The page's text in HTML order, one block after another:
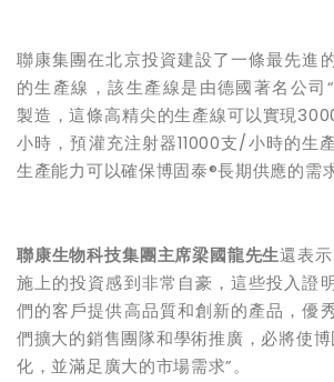
聯康集團在北京投資建設了一條最先進
的生產線，該生產線是由德國著名公
製造，這條高精尖的生產線可以實現
小時，預灌充注射器11000支/小時的生
生產能力可以確保博固泰®長期供應的需求
聯康生物科技集團主席梁國龍先生還表
施上的投資感到非常自豪，這些投入證
們的客戶提供高品質和創新的產品，優
們擴大的銷售團隊和學術推廣，必將使
化，並滿足廣大的市場需求”。